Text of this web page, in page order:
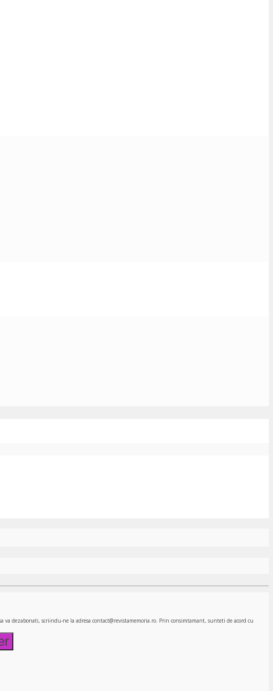
dezabonati, scriindu-ne la adresa contact@revistamemoria.ro. Prin consimtamant, sunteti de acord cu